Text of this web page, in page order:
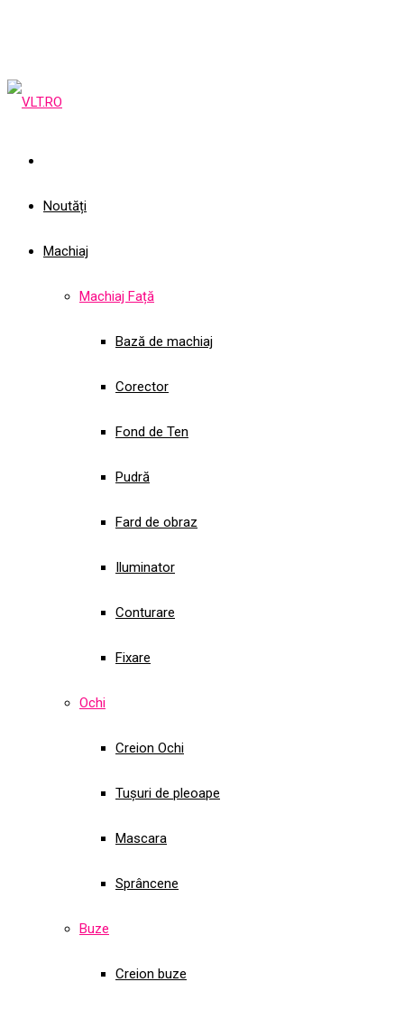
Noutăți
Machiaj
Machiaj Față
Bază de machiaj
Corector
Fond de Ten
Pudră
Fard de obraz
Iluminator
Conturare
Fixare
Ochi
Creion Ochi
Tușuri de pleoape
Mascara
Sprâncene
Buze
Creion buze